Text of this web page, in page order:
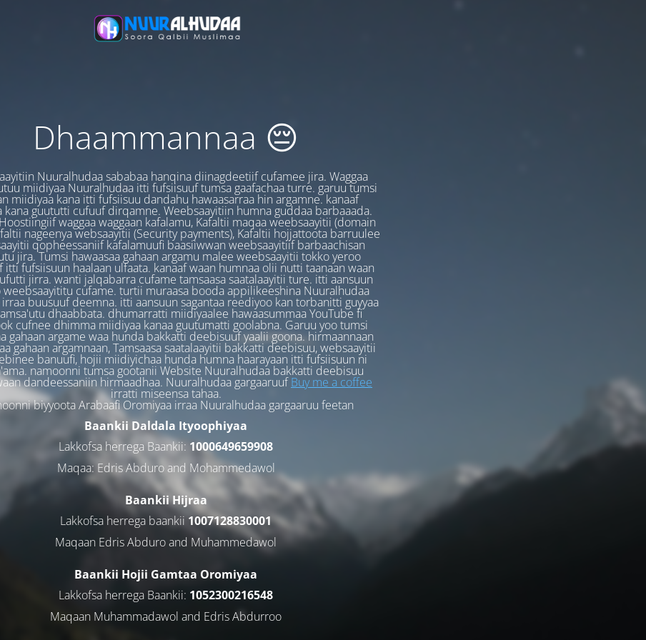
Dhaammannaa 😔
Nuuralhudaa sababaa hanqina diinagdeetiif cufamee jira. Waggaa
miidiyaa Nuuralhudaa itti fufsiisuuf tumsa gaafachaa turre. garuu tumsi
miidiyaa kana itti fufsiisuu dandahu hawaasarraa hin argamne. kanaaf
kana guututti cufuuf dirqamne. Weebsaayitiin humna guddaa barbaaada.
waggaa waggaan kafalamu, Kafaltii maqaa weebsaayitii (domain
nageenya websaayitii (Security payments), Kafaltii hojjattoota barruulee
qopheessaniif kafalamuufi baasiiwwan weebsaayitiif barbaachisan
jira. Tumsi hawaasaa gahaan argamu malee weebsaayitii tokko yeroo
itti fufsiisuun haalaan ulfaata. kanaaf waan humnaa olii nutti taanaan waan
jirra. wanti jalqabarra cufame tamsaasa saatalaayitii ture. itti aansuun
weebsaayititu cufame. turtii muraasa booda appilikeeshina Nuuralhudaa
buusuuf deemna. itti aansuun sagantaa reediyoo kan torbanitti guyyaa
dhaabbata. dhumarratti miidiyaalee hawaasummaa YouTube fi
cufnee dhimma miidiyaa kanaa guutumatti goolabna. Garuu yoo tumsi
gahaan argame waa hunda bakkatti deebisuuf yaalii goona. hirmaannaan
gahaan argamnaan, Tamsaasa saatalaayitii bakkatti deebisuu, websaayitii
banuufi, hojii miidiyichaa hunda humna haarayaan itti fufsiisuun ni
namoonni tumsa gootanii Website Nuuralhudaa bakkatti deebisuu
dandeessaniin hirmaadhaa. Nuuralhudaa gargaaruufBuy me a coffee
irratti miseensa tahaa.
biyyoota Arabaafi Oromiyaa irraa Nuuralhudaa gargaaruu feetan
Baankii Daldala Ityoophiyaa
Lakkofsa herrega Baankii: 1000649659908
Maqaa: Edris Abduro and Mohammedawol
Baankii Hijraa
Lakkofsa herrega baankii 1007128830001
Maqaan Edris Abduro and Muhammedawol
Baankii Hojii Gamtaa Oromiyaa
Lakkofsa herrega Baankii: 1052300216548
Maqaan Muhammadawol and Edris Abdurroo